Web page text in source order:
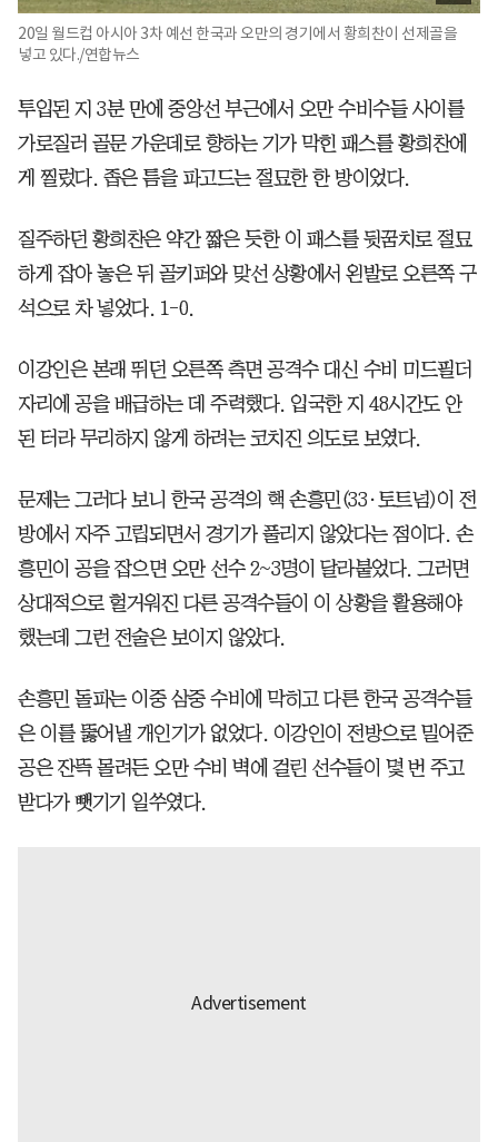
20일 월드컵 아시아 3차 예선 한국과 오만의 경기에서 황희찬이 선제골을
넣고 있다./연합뉴스
투입된 지 3분 만에 중앙선 부근에서 오만 수비수들 사이를
가로질러 골문 가운데로 향하는 기가 막힌 패스를 황희찬에
게 찔렀다. 좁은 틈을 파고드는 절묘한 한 방이었다.
질주하던 황희찬은 약간 짧은 듯한 이 패스를 뒷꿈치로 절묘
하게 잡아 놓은 뒤 골키퍼와 맞선 상황에서 왼발로 오른쪽 구
석으로 차 넣었다. 1-0.
이강인은 본래 뛰던 오른쪽 측면 공격수 대신 수비 미드필더
자리에 공을 배급하는 데 주력했다. 입국한 지 48시간도 안
된 터라 무리하지 않게 하려는 코치진 의도로 보였다.
문제는 그러다 보니 한국 공격의 핵 손흥민(33·토트넘)이 전
방에서 자주 고립되면서 경기가 풀리지 않았다는 점이다. 손
흥민이 공을 잡으면 오만 선수 2~3명이 달라붙었다. 그러면
상대적으로 헐거워진 다른 공격수들이 이 상황을 활용해야
했는데 그런 전술은 보이지 않았다.
손흥민 돌파는 이중 삼중 수비에 막히고 다른 한국 공격수들
은 이를 뚫어낼 개인기가 없었다. 이강인이 전방으로 밀어준
공은 잔뜩 몰려든 오만 수비 벽에 걸린 선수들이 몇 번 주고
받다가 뺏기기 일쑤였다.